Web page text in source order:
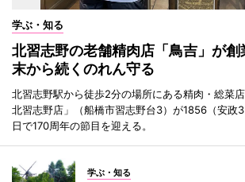
学ぶ・知る
北習志野の老舗精肉店「鳥吉」が
末から続くのれん守る
北習志野駅から徒歩2分の場所にある精肉・総菜店
北習志野店」（船橋市習志野台3）が1856（安政
日で170周年の節目を迎える。
学ぶ・知る